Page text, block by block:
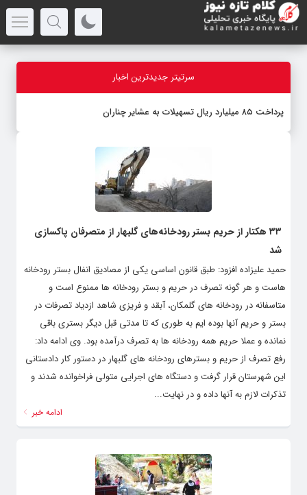
سرتیتر جدیدترین اخبار
پرداخت ۸۵ میلیارد ریال تسهیلات به عشایر چناران
۳۳ هکتار از حریم بستر رودخانه‎‌های گلبهار از متصرفان پاکسازی
شد
حمید علیزاده افزود: طبق قانون اساسی یکی از مصادیق انفال بستر رودخانه
هاست و هر گونه تصرف در حریم و بستر رودخانه ها ممنوع است و
متاسفانه در رودخانه های گلمکان، آبقد و فریزی شاهد ازدیاد تصرفات در
بستر و حریم آنها بوده ایم به طوری که تا مدتی قبل دیگر بستری باقی
نمانده و عملا حریم همه رودخانه ها به تصرف درآمده بود. وی ادامه داد:
رفع تصرف از حریم و بسترهای رودخانه های گلبهار در دستور کار دادستانی
این شهرستان قرار گرفت و دستگاه های اجرایی متولی فراخوانده شدند و
تذکرات لازم به آنها داده و در نهایت...
ادامه خبر